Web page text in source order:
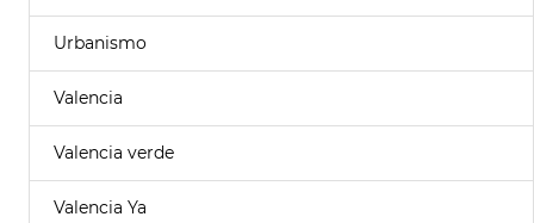
Urbanismo
Valencia
Valencia verde
Valencia Ya